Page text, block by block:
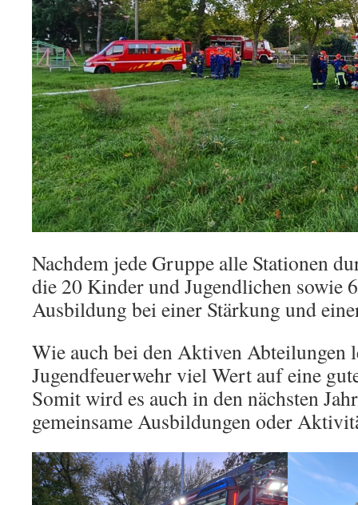
Nachdem jede Gruppe alle Stationen
die 20 Kinder und Jugendlichen sowie
Ausbildung bei einer Stärkung und
Wie auch bei den Aktiven Abteilungen
Jugendfeuerwehr viel Wert auf eine
Somit wird es auch in den nächsten
gemeinsame Ausbildungen oder